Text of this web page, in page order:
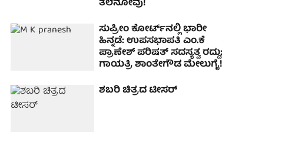
ತಲೆನೋವು!
ಸುಪ್ರೀಂ ಕೋರ್ಟ್‌ನಲ್ಲಿ ಭಾರೀ
ಹಿನ್ನಡೆ: ಉಪಸಭಾಪತಿ ಎಂ.ಕೆ
ಪ್ರಾಣೇಶ್ ಪರಿಷತ್ ಸದಸ್ಯತ್ವ ರದ್ದು;
ಗಾಯತ್ರಿ ಶಾಂತೇಗೌಡ ಮೇಲುಗೈ!
ಶಬರಿ ಚಿತ್ರದ ಟೀಸರ್